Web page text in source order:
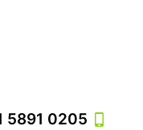
5891 0205